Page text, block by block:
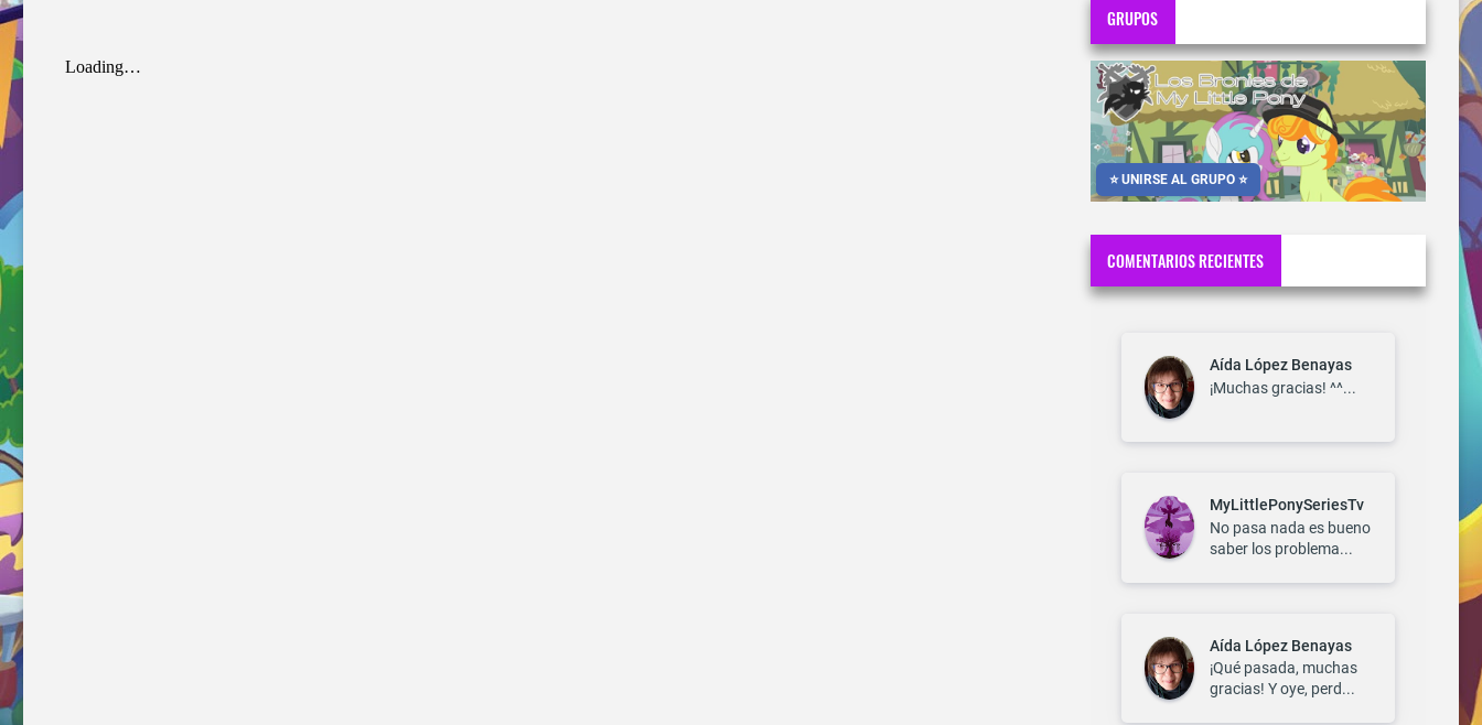
GRUPOS
⭐ UNIRSE AL GRUPO ⭐
COMENTARIOS RECIENTES
Aída López Benayas
¡Muchas gracias! ^^...
MyLittlePonySeriesTv
No pasa nada es bueno
saber los problema...
Aída López Benayas
¡Qué pasada, muchas
gracias! Y oye, perd...